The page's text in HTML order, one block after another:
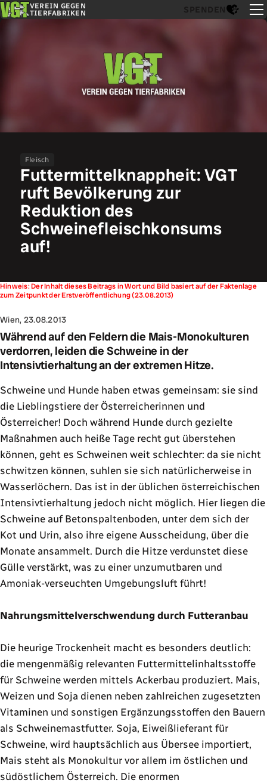
VEREIN GEGEN
TIERFABRIKEN
SPENDEN
Fleisch
Futtermittelknappheit: VGT
ruft Bevölkerung zur
Reduktion des
Schweinefleischkonsums
auf!
Hinweis: Der Inhalt dieses Beitrags in Wort und Bild basiert auf der Faktenlage
zum Zeitpunkt der Erstveröffentlichung (23.08.2013)
Wien, 23.08.2013
Während auf den Feldern die Mais-Monokulturen
verdorren, leiden die Schweine in der
Intensivtierhaltung an der extremen Hitze.
Schweine und Hunde haben etwas gemeinsam: sie sind
die Lieblingstiere der Österreicherinnen und
Österreicher! Doch während Hunde durch gezielte
Maßnahmen auch heiße Tage recht gut überstehen
können, geht es Schweinen weit schlechter: da sie nicht
schwitzen können, suhlen sie sich natürlicherweise in
Wasserlöchern. Das ist in der üblichen österreichischen
Intensivtierhaltung jedoch nicht möglich. Hier liegen die
Schweine auf Betonspaltenboden, unter dem sich der
Kot und Urin, also ihre eigene Ausscheidung, über die
Monate ansammelt. Durch die Hitze verdunstet diese
Gülle verstärkt, was zu einer unzumutbaren und
Amoniak-verseuchten Umgebungsluft führt!
Nahrungsmittelverschwendung durch Futteranbau
Die heurige Trockenheit macht es besonders deutlich:
die mengenmäßig relevanten Futtermittelinhaltsstoffe
für Schweine werden mittels Ackerbau produziert. Mais,
Weizen und Soja dienen neben zahlreichen zugesetzten
Vitaminen und sonstigen Ergänzungsstoffen den Bauern
als Schweinemastfutter. Soja, Eiweißlieferant für
Schweine, wird hauptsächlich aus Übersee importiert,
Mais steht als Monokultur vor allem im östlichen und
südöstlichem Österreich. Die enormen